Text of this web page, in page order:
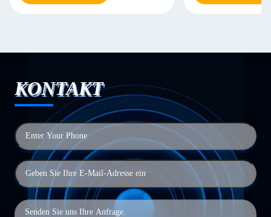
KONTAKT